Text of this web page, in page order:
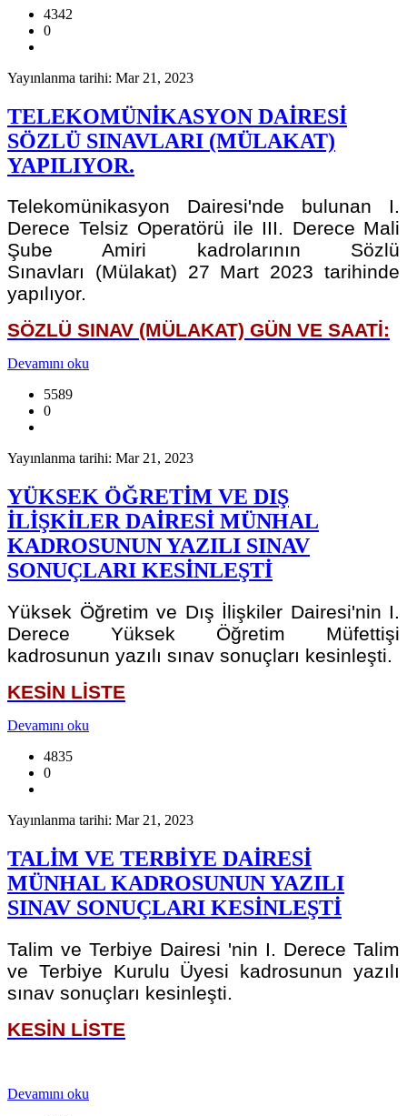
4342
0
Yayınlanma tarihi: Mar 21, 2023
TELEKOMÜNİKASYON DAİRESİ
SÖZLÜ SINAVLARI (MÜLAKAT)
YAPILIYOR.
Telekomünikasyon Dairesi'nde bulunan I.
Derece Telsiz Operatörü ile III. Derece Mali
Şube Amiri kadrolarının Sözlü
Sınavları (Mülakat) 27 Mart 2023 tarihinde
yapılıyor.
SÖZLÜ SINAV (MÜLAKAT) GÜN VE SAATİ:
Devamını oku
5589
0
Yayınlanma tarihi: Mar 21, 2023
YÜKSEK ÖĞRETİM VE DIŞ
İLİŞKİLER DAİRESİ MÜNHAL
KADROSUNUN YAZILI SINAV
SONUÇLARI KESİNLEŞTİ
Yüksek Öğretim ve Dış İlişkiler Dairesi'nin I.
Derece Yüksek Öğretim Müfettişi
kadrosunun yazılı sınav sonuçları kesinleşti.
KESİN LİSTE
Devamını oku
4835
0
Yayınlanma tarihi: Mar 21, 2023
TALİM VE TERBİYE DAİRESİ
MÜNHAL KADROSUNUN YAZILI
SINAV SONUÇLARI KESİNLEŞTİ
Talim ve Terbiye Dairesi 'nin I. Derece Talim
ve Terbiye Kurulu Üyesi kadrosunun yazılı
sınav sonuçları kesinleşti.
KESİN LİSTE
Devamını oku